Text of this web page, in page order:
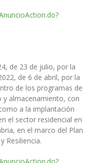
de 23 de julio, por la
de 6 de abril, por la
de los programas de
almacenamiento, con
a la implantación
el sector residencial en
en el marco del Plan
Resiliencia.